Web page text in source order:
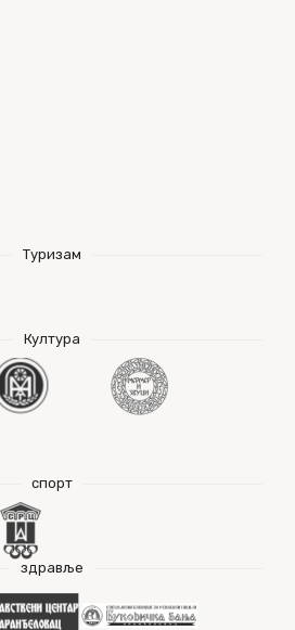
Туризам
Култура
спорт
здравље